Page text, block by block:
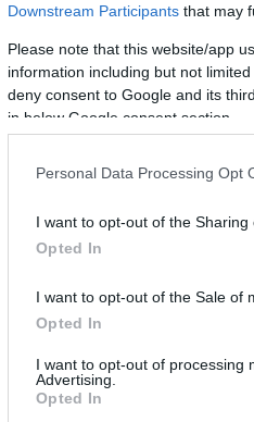
Downstream Participants that may
Please note that this website/app
information including but not
deny consent to Google and its
in below Google consent section.
Personal Data Processing Opt
I want to opt-out of the Sharing
Opted In
I want to opt-out of the Sale of
Opted In
I want to opt-out of processing
Advertising.
Opted In
ή αλήθεια;
KIDS
αντιφάσεις